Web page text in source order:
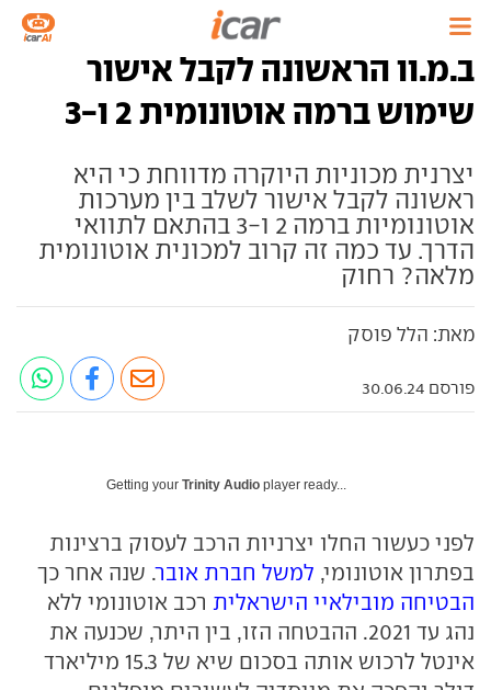
ב.מ.וו הראשונה לקבל אישור
שימוש ברמה אוטונומית 2 ו-3
יצרנית מכוניות היוקרה מדווחת כי היא
ראשונה לקבל אישור לשלב בין מערכות
אוטונומיות ברמה 2 ו-3 בהתאם לתוואי
הדרך. עד כמה זה קרוב למכונית אוטונומית
מלאה? רחוק
מאת: הלל פוסק
פורסם 30.06.24
Getting your Trinity Audio player ready...
לפני כעשור החלו יצרניות הרכב לעסוק ברצינות
בפתרון אוטונומי, למשל חברת אובר. שנה אחר כך
הבטיחה מובילאיי הישראלית רכב אוטונומי ללא
נהג עד 2021. ההבטחה הזו, בין היתר, שכנעה את
אינטל לרכוש אותה בסכום שיא של 15.3 מיליארד